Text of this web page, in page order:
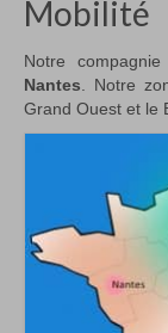
Mobilité
Notre
Nantes . Notre
Grand Ouest et le